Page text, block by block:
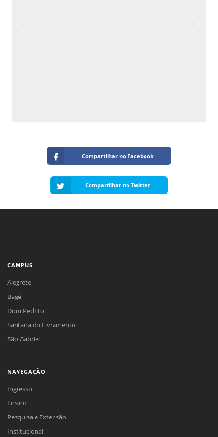
Compartilhar no Facebook
Compartilhar no Twitter
CAMPUS
Alegrete
Bagé
Dom Pedrito
Santana do Livramento
São Gabriel
NAVEGAÇÃO
Ingresso
Ensino
Pesquisa e Extensão
Institucional